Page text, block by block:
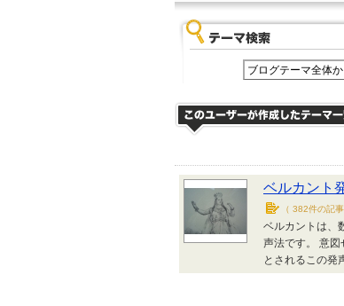
ベルカント
（ 382件の記事
ベルカントは、
声法です。 意図
とされるこの発